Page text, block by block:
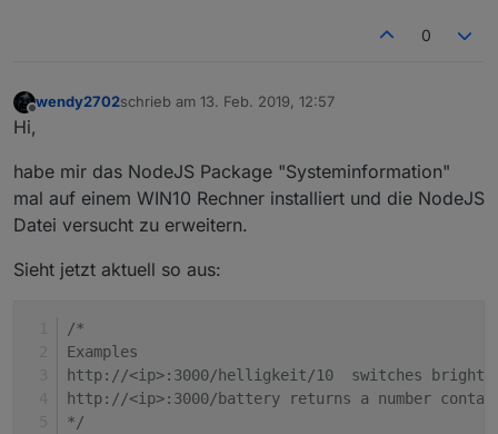
0
wendy2702schrieb am 13. Feb. 2019, 12:57
zuletzt editiert von
Hi,
habe mir das NodeJS Package "Systeminformation"
mal auf einem WIN10 Rechner installiert und die NodeJS
Datei versucht zu erweitern.
Sieht jetzt aktuell so aus:
/*
Examples
http://<ip>:3000/helligkeit/10  switches
http://<ip>:3000/battery returns a number
*/